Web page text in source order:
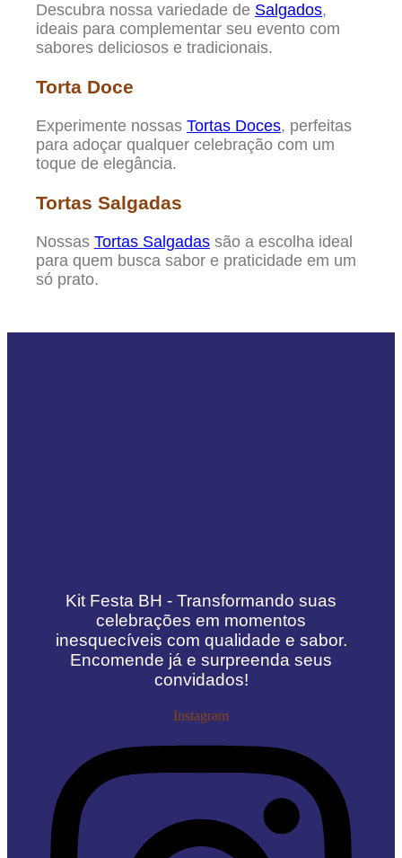
Descubra nossa variedade de Salgados,
ideais para complementar seu evento com
sabores deliciosos e tradicionais.
Torta Doce
Experimente nossas Tortas Doces, perfeitas
para adoçar qualquer celebração com um
toque de elegância.
Tortas Salgadas
Nossas Tortas Salgadas são a escolha ideal
para quem busca sabor e praticidade em um
só prato.
Kit Festa BH - Transformando suas
celebrações em momentos
inesquecíveis com qualidade e sabor.
Encomende já e surpreenda seus
convidados!
Instagram